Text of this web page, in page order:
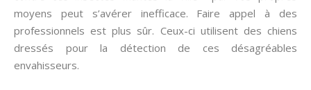
moyens peut s’avérer inefficace. Faire appel à des
professionnels est plus sûr. Ceux-ci utilisent des chiens
dressés pour la détection de ces désagréables
envahisseurs.